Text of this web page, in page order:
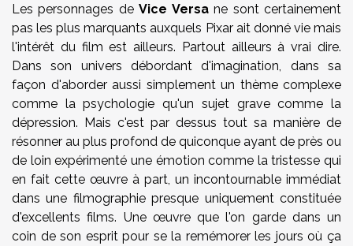
Les personnages deVice Versane sont certainement
pas les plus marquants auxquels Pixar ait donné vie mais
l'intérêt du film est ailleurs. Partout ailleurs à vrai dire.
Dans son univers débordant d'imagination, dans sa
façon d'aborder aussi simplement un thème complexe
comme la psychologie qu'un sujet grave comme la
dépression. Mais c'est par dessus tout sa manière de
résonner au plus profond de quiconque ayant de près ou
de loin expérimenté une émotion comme la tristesse qui
en fait cette œuvre à part, un incontournable immédiat
dans une filmographie presque uniquement constituée
d'excellents films. Une œuvre que l'on garde dans un
coin de son esprit pour se la remémorer les jours où ça